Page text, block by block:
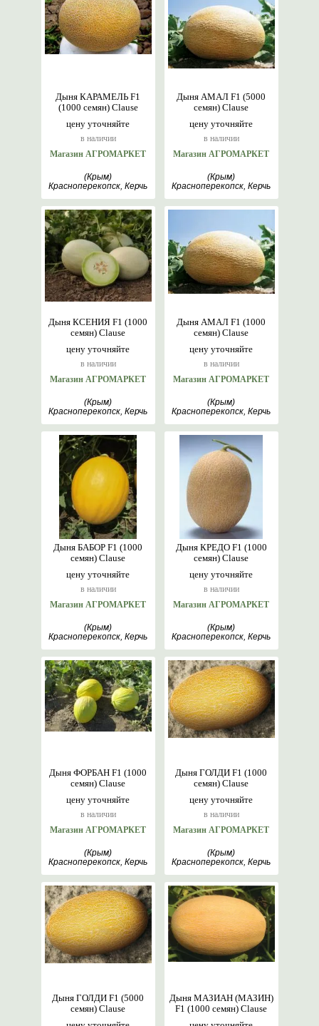
цену уточняйте
в наличии
Дыня КАРАМЕЛЬ F1
(1000 семян) Clause
Магазин АГРОМАРКЕТ
(Крым)
Красноперекопск, Керчь
цену уточняйте
в наличии
Дыня АМАЛ F1 (5000
семян) Clause
Магазин АГРОМАРКЕТ
(Крым)
Красноперекопск, Керчь
цену уточняйте
в наличии
Дыня КСЕНИЯ F1 (1000
семян) Clause
Магазин АГРОМАРКЕТ
(Крым)
Красноперекопск, Керчь
цену уточняйте
в наличии
Дыня АМАЛ F1 (1000
семян) Clause
Магазин АГРОМАРКЕТ
(Крым)
Красноперекопск, Керчь
цену уточняйте
в наличии
Дыня БАБОР F1 (1000
семян) Clause
Магазин АГРОМАРКЕТ
(Крым)
Красноперекопск, Керчь
цену уточняйте
в наличии
Дыня КРЕДО F1 (1000
семян) Clause
Магазин АГРОМАРКЕТ
(Крым)
Красноперекопск, Керчь
цену уточняйте
в наличии
Дыня ФОРБАН F1 (1000
семян) Clause
Магазин АГРОМАРКЕТ
(Крым)
Красноперекопск, Керчь
цену уточняйте
в наличии
Дыня ГОЛДИ F1 (1000
семян) Clause
Магазин АГРОМАРКЕТ
(Крым)
Красноперекопск, Керчь
Дыня ГОЛДИ F1 (5000
семян) Clause
Дыня МАЗИАН (МАЗИН)
F1 (1000 семян) Clause